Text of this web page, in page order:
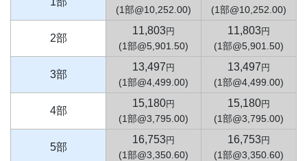
(1部@10,252.00) (1部@10,252.00)
2部
11,803円
(1部@5,901.50)
11,803円
(1部@5,901.50)
3部
13,497 円
(1部@4,499.00)
13,497 円
(1部@4,499.00)
4部
15,180円
(1部@3,795.00)
15,180円
(1部@3,795.00)
5部
16,753円
(1部@3,350.60)
16,753円
(1部@3,350.60)